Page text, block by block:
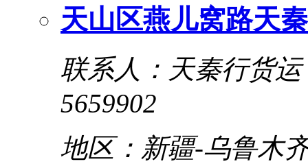
天山区燕儿窝路天
联系人：天秦行货运
5659902
地区：新疆-乌鲁木